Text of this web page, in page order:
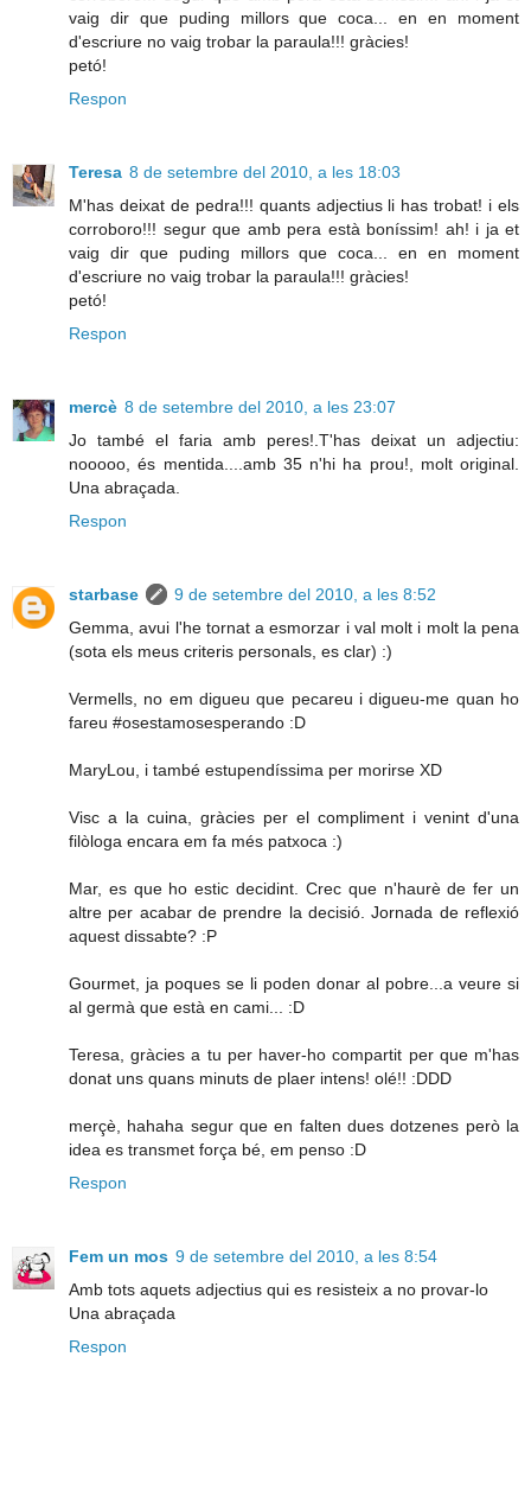
vaig dir que puding millors que coca... en en moment
d'escriure no vaig trobar la paraula!!! gràcies!
petó!
Respon
Teresa 8 de setembre del 2010, a les 18:03
M'has deixat de pedra!!! quants adjectius li has trobat! i els
corroboro!!! segur que amb pera està boníssim! ah! i ja et
vaig dir que puding millors que coca... en en moment
d'escriure no vaig trobar la paraula!!! gràcies!
petó!
Respon
mercè 8 de setembre del 2010, a les 23:07
Jo també el faria amb peres!.T'has deixat un adjectiu:
nooooo, és mentida....amb 35 n'hi ha prou!, molt original.
Una abraçada.
Respon
starbase
9 de setembre del 2010, a les 8:52
Gemma, avui l'he tornat a esmorzar i val molt i molt la pena
(sota els meus criteris personals, es clar) :)
Vermells, no em digueu que pecareu i digueu-me quan ho
fareu #osestamosesperando :D
MaryLou, i també estupendíssima per morirse XD
Visc a la cuina, gràcies per el compliment i venint d'una
filòloga encara em fa més patxoca :)
Mar, es que ho estic decidint. Crec que n'haurè de fer un
altre per acabar de prendre la decisió. Jornada de reflexió
aquest dissabte? :P
Gourmet, ja poques se li poden donar al pobre...a veure si
al germà que està en cami... :D
Teresa, gràcies a tu per haver-ho compartit per que m'has
donat uns quans minuts de plaer intens! olé!! :DDD
merçè, hahaha segur que en falten dues dotzenes però la
idea es transmet força bé, em penso :D
Respon
Fem un mos 9 de setembre del 2010, a les 8:54
Amb tots aquets adjectius qui es resisteix a no provar-lo
Una abraçada
Respon